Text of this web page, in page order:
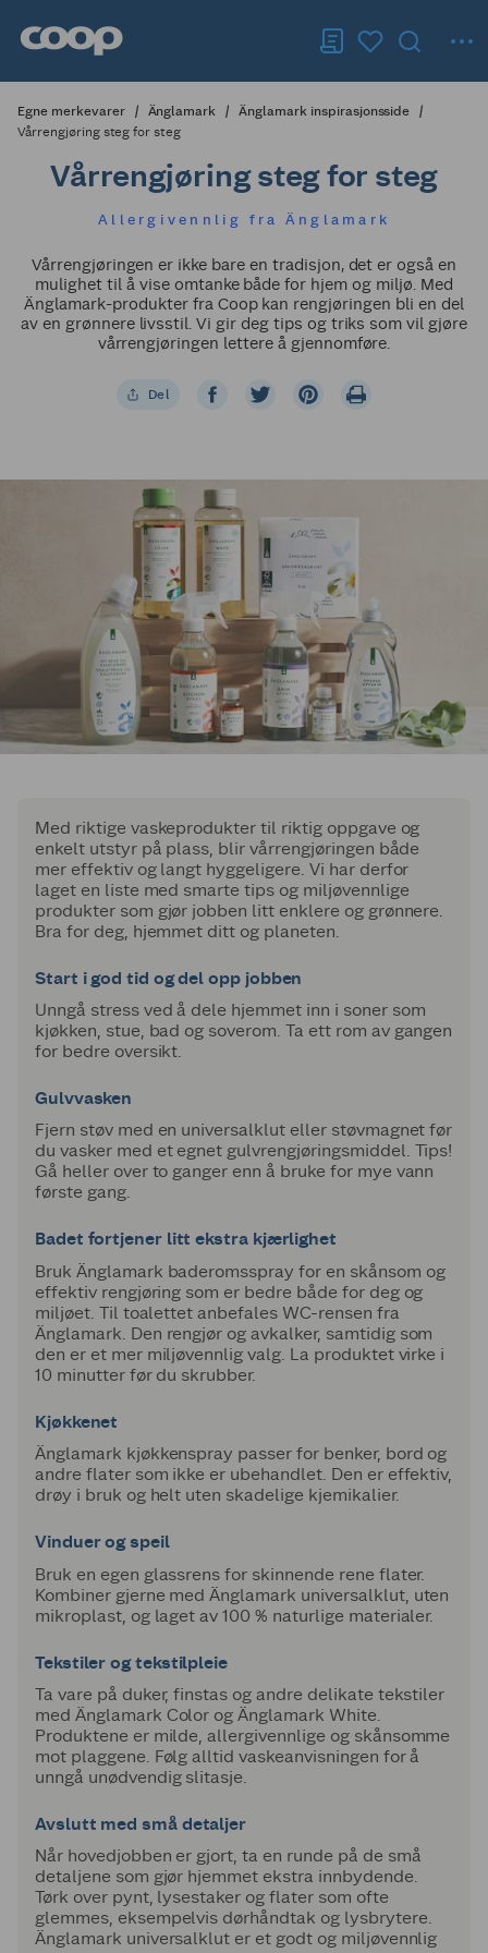
Egne merkevarer Änglamark
Änglamark inspirasjonsside
Vårrengjøring steg for steg
Vårrengjøring steg for steg
Allergivennlig fra Änglamark
Vårrengjøringen er ikke bare en tradisjon, det er også en
mulighet til å vise omtanke både for hjem og miljø. Med
Änglamark-produkter fra Coop kan rengjøringen bli en del
av en grønnere livsstil. Vi gir deg tips og triks som vil gjøre
vårrengjøringen lettere å gjennomføre.
Del
Med riktige vaskeprodukter til riktig oppgave og
enkelt utstyr på plass, blir vårrengjøringen både
mer effektiv og langt hyggeligere. Vi har derfor
laget en liste med smarte tips og miljøvennlige
produkter som gjør jobben litt enklere og grønnere.
Bra for deg, hjemmet ditt og planeten.
Start i god tid og del opp jobben
Unngå stress ved å dele hjemmet inn i soner som
kjøkken, stue, bad og soverom. Ta ett rom av gangen
for bedre oversikt.
Gulvvasken
Fjern støv med en universalklut eller støvmagnet før
du vasker med et egnet gulvrengjøringsmiddel. Tips!
Gå heller over to ganger enn å bruke for mye vann
første gang.
Badet fortjener litt ekstra kjærlighet
Bruk Änglamark baderomsspray for en skånsom og
effektiv rengjøring som er bedre både for deg og
miljøet. Til toalettet anbefales WC-rensen fra
Änglamark. Den rengjør og avkalker, samtidig som
den er et mer miljøvennlig valg. La produktet virke i
10 minutter før du skrubber.
Kjøkkenet
Änglamark kjøkkenspray passer for benker, bord og
andre flater som ikke er ubehandlet. Den er effektiv,
drøy i bruk og helt uten skadelige kjemikalier.
Vinduer og speil
Bruk en egen glassrens for skinnende rene flater.
Kombiner gjerne med Änglamark universalklut, uten
mikroplast, og laget av 100 % naturlige materialer.
Tekstiler og tekstilpleie
Ta vare på duker, finstas og andre delikate tekstiler
med Änglamark Color og Änglamark White.
Produktene er milde, allergivennlige og skånsomme
mot plaggene. Følg alltid vaskeanvisningen for å
unngå unødvendig slitasje.
Avslutt med små detaljer
Når hovedjobben er gjort, ta en runde på de små
detaljene som gjør hjemmet ekstra innbydende.
Tørk over pynt, lysestaker og flater som ofte
glemmes, eksempelvis dørhåndtak og lysbrytere.
Änglamark universalklut er et godt og miljøvennlig